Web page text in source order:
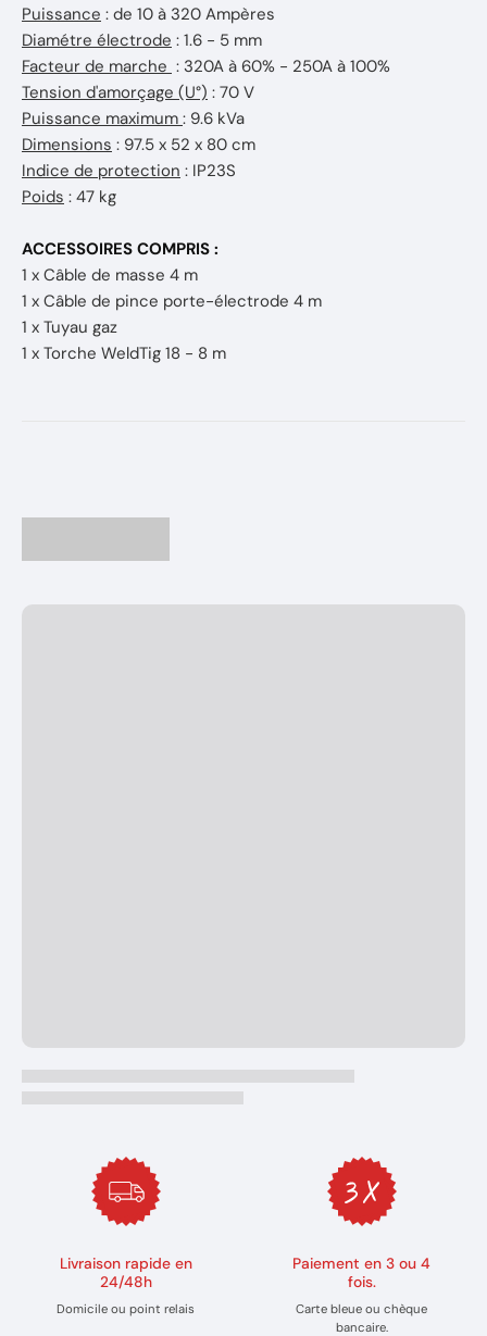
Puissance : de 10 à 320 Ampères
Diamétre électrode : 1.6 - 5 mm
Facteur de marche : 320A à 60% - 250A à 100%
Tension d'amorçage (U°) : 70 V
Puissance maximum : 9.6 kVa
Dimensions : 97.5 x 52 x 80 cm
Indice de protection : IP23S
Poids : 47 kg
ACCESSOIRES COMPRIS :
1 x Câble de masse 4 m
1 x Câble de pince porte-électrode 4 m
1 x Tuyau gaz
1 x Torche WeldTig 18 - 8 m
Livraison rapide en
24/48h
Domicile ou point relais
Paiement en 3 ou 4
fois.
Carte bleue ou chèque
bancaire.